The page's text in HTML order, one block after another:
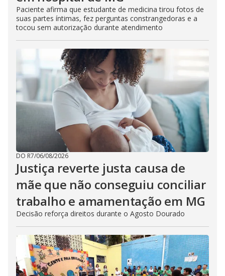
Paciente afirma que estudante de medicina tirou fotos de
suas partes íntimas, fez perguntas constrangedoras e a
tocou sem autorização durante atendimento
DO R7/06/08/2026
Justiça reverte justa causa de
mãe que não conseguiu conciliar
trabalho e amamentação em MG
Decisão reforça direitos durante o Agosto Dourado